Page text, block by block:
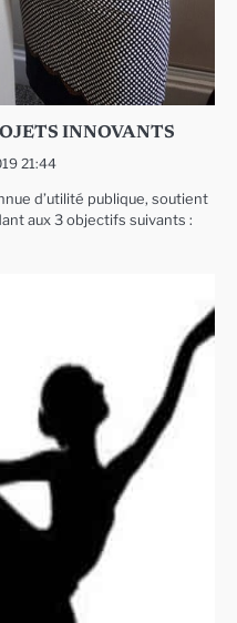
INNOVANTS
21:44
d’utilité publique, soutient
aux 3 objectifs suivants :